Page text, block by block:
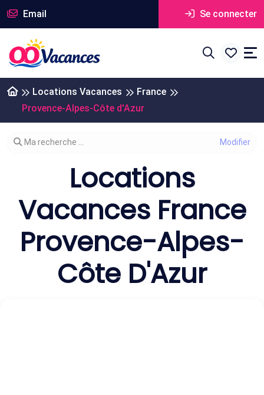
Email Se connecter
Locations Vacances
France
Provence-Alpes-Côte d'Azur
Modifier votre recherche
Ma recherche ...
Locations
Vacances France
Provence-Alpes-
Côte D'Azur